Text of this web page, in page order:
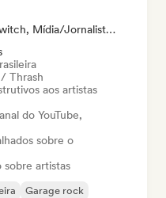
Canal Do YouTube/Twitch, Mídia/Jornalista, Mentor, Influenciador, Especialista Em Som
Thrash
aos artistas
do YouTube,
sobre o
sobre artistas
Garage rock